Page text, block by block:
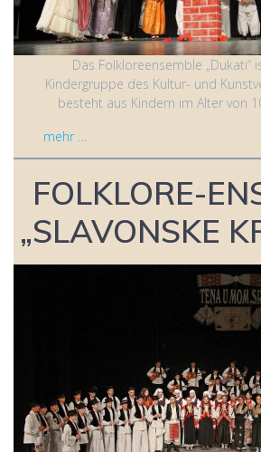
Das Folkloreensemble „Dukati“
Kindergruppe des Kultur- und
besteht aus Kindern im Alter von
mehr …
FOLKLORE-
„SLAVONSKE